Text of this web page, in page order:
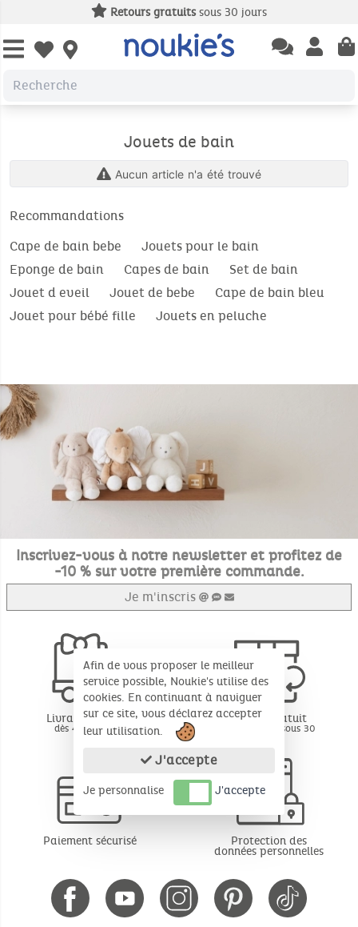
Retours gratuitssous 30 jours
Open wishlist Open
Open
Jouets de bain
Aucun article n'a été trouvé
Recommandations
Cape de bain bebe
Jouets pour le bain
Eponge de bain
Capes de bain
Set de bain
Jouet d eveil
Jouet de bebe
Cape de bain bleu
Jouet pour bébé fille
Jouets en peluche
Inscrivez-vous à notre newsletter et profitez de
-10 % sur votre première commande.
Je m'inscris
Livraison offerte
dès 49€ d'achat
Retour gratuit
BE - FR - LU sous 30
Paiement sécurisé Protection des
données personnelles
Afin de vous proposer le meilleur
service possible, Noukie's utilise des
cookies. En continuant à naviguer
sur ce site, vous déclarez accepter
leur utilisation.
J'accepte
Je personnalise J'accepte